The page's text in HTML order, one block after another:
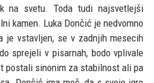
na svetu. Toda tudi najsvetlejši
kamen. Luka Dončić je nedvomno
je vstavljen, se v zadnjih mesecih
sprejeli v pisarnah, bodo vplivale
postali sinonim za stabilnost ali pa